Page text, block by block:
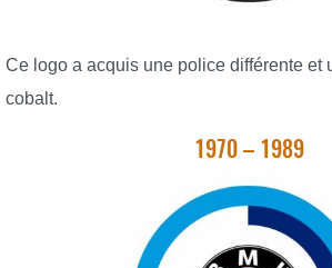
Ce logo a acquis une police différente et
cobalt.
1970 – 1989